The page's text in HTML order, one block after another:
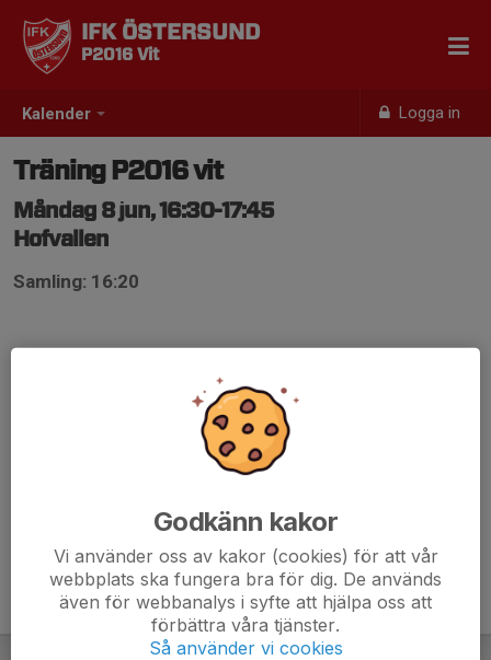
Kalender Logga in
IFK ÖSTERSUND
P2016 Vit
Träning P2016 vit
Måndag 8 jun, 16:30-17:45
Hofvallen
Samling: 16:20
Godkänn kakor
Vi använder oss av kakor (cookies) för att vår
webbplats ska fungera bra för dig. De används
även för webbanalys i syfte att hjälpa oss att
förbättra våra tjänster.
Så använder vi cookies